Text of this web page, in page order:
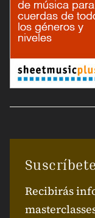
Recibirás